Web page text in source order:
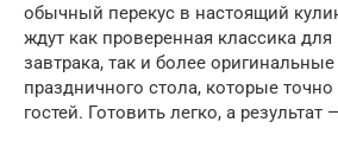
обычный перекус в настоящий
ждут как проверенная классика для
завтрака, так и более
праздничного стола, которые
гостей. Готовить легко, а результат